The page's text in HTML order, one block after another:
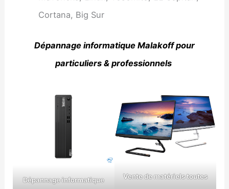
Cortana, Big Sur
Dépannage informatique Malakoff pour
particuliers & professionnels
Dépannage informatique Vente de matériels toutes